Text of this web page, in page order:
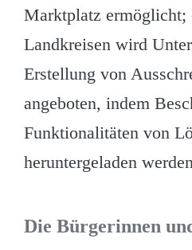
Marktplatz ermöglicht;
Landkreisen wird
Erstellung von
angeboten, indem
Funktionalitäten von
heruntergeladen
Die Bürgerinnen